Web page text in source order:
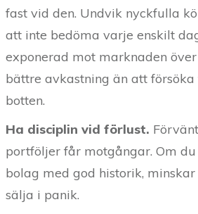
fast vid den. Undvik nyckfulla
att inte bedöma varje enskilt
exponerad mot marknaden
bättre avkastning än att
botten.
Ha disciplin vid förlust.
portföljer får motgångar. Om
bolag med god historik,
sälja i panik.